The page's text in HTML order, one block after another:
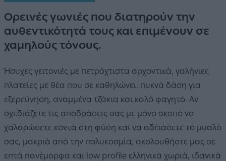
Ορεινές γωνιές που διατηρούν την
αυθεντικότητά τους και επιμένουν σε
χαμηλούς τόνους.
Ήσυχες γειτονιές με πετρόχτιστα αρχοντικά, γαλήνιες
πλατείες με θέα που σε καθηλώνει, πυκνά δάση για
εξερεύνηση, αναμμένα τζάκια και καλό φαγητό. Αν
σχεδιάζετε τις αποδράσεις σας με μόνο σκοπό να
χαλαρώσετε κοντά στη φύση και να αδειάσετε το μυαλό
σας, μακριά από την πολυκοσμία, ακολουθήστε μας σε
επτά πανέμορφα και low profile ελληνικά χωριά, ιδανικά